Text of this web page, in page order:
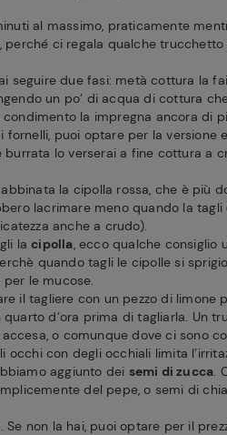
al massimo, praticamente
ci regala qualche trucchetto
seguire due fasi: metà cottura la
un po’ di acqua di cottura
la impregna ancora di
puoi optare per la versione
lo verserai a fine cottura a
la cipolla rossa, che è più
lacrimare meno quando la tagli
anche a crudo).
lacipolla, ecco qualche consiglio
quando tagli le cipolle si
le mucose.
il tagliere con un pezzo di limone
d’ora prima di tagliarla. Un
o comunque dove ci sono
occhi con degli occhiali limita
aggiunto dei semi di zucca.
del pepe, o semi di
non la hai, puoi optare per il